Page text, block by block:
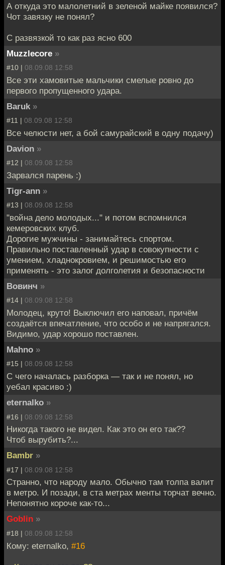
А откуда это малолетний в зеленой майке появился?
Чот завязку не понял?
С развязкой то как раз ясно 600
Muzzlecore »
#10 | 08.09.08 12:58
Все эти хамовитые мальчики смелые ровно до
первого пропущенного удара.
Baruk »
#11 | 08.09.08 12:58
Все челюсти нет, а бой самурайский в одну подачу)
Davion »
#12 | 08.09.08 12:58
Зарвался парень :)
Tigr-ann »
#13 | 08.09.08 12:58
"война дело молодых..." и потом вспомнился
кемеровских клуб.
Дорогие мужчины - занимайтесь спортом.
Правильно поставленный удар в совокупности с
умением, хладнокровием, и решимостью его
применять - это залог долголетия и безопасности
Вовинч »
#14 | 08.09.08 12:58
Молодец, круто! Выключил его наповал, причём
создаётся впечатление, что особо и не напрягался.
Видимо, удар хорошо поставлен.
Mahno »
#15 | 08.09.08 12:58
С чего началась разборка — так и не понял, но
уебал красиво :)
eternalko »
#16 | 08.09.08 12:58
Никогда такого не видел. Как это он его так??
Чтоб вырубить?...
Bambr »
#17 | 08.09.08 12:58
Странно, что народу мало. Обычно там толпа валит
в метро. И позади, в ста метрах менты торчат вечно.
Непонятно короче как-то...
Goblin »
#18 | 08.09.08 12:58
Кому: eternalko, #16